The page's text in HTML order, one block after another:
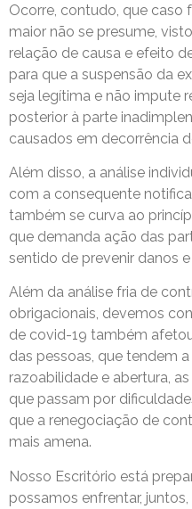
Ocorre, contudo, que caso
maior não se presume,
relação de causa e efeito
para que a suspensão da
seja legítima e não impute
posterior à parte
causados em decorrência
Além disso, a análise
com a consequente
também se curva ao
que demanda ação das
sentido de prevenir danos
Além da análise fria de
obrigacionais, devemos
de covid-19 também
das pessoas, que tendem
razoabilidade e abertura,
que passam por
que a renegociação de
mais amena.
Nosso Escritório está
possamos enfrentar,